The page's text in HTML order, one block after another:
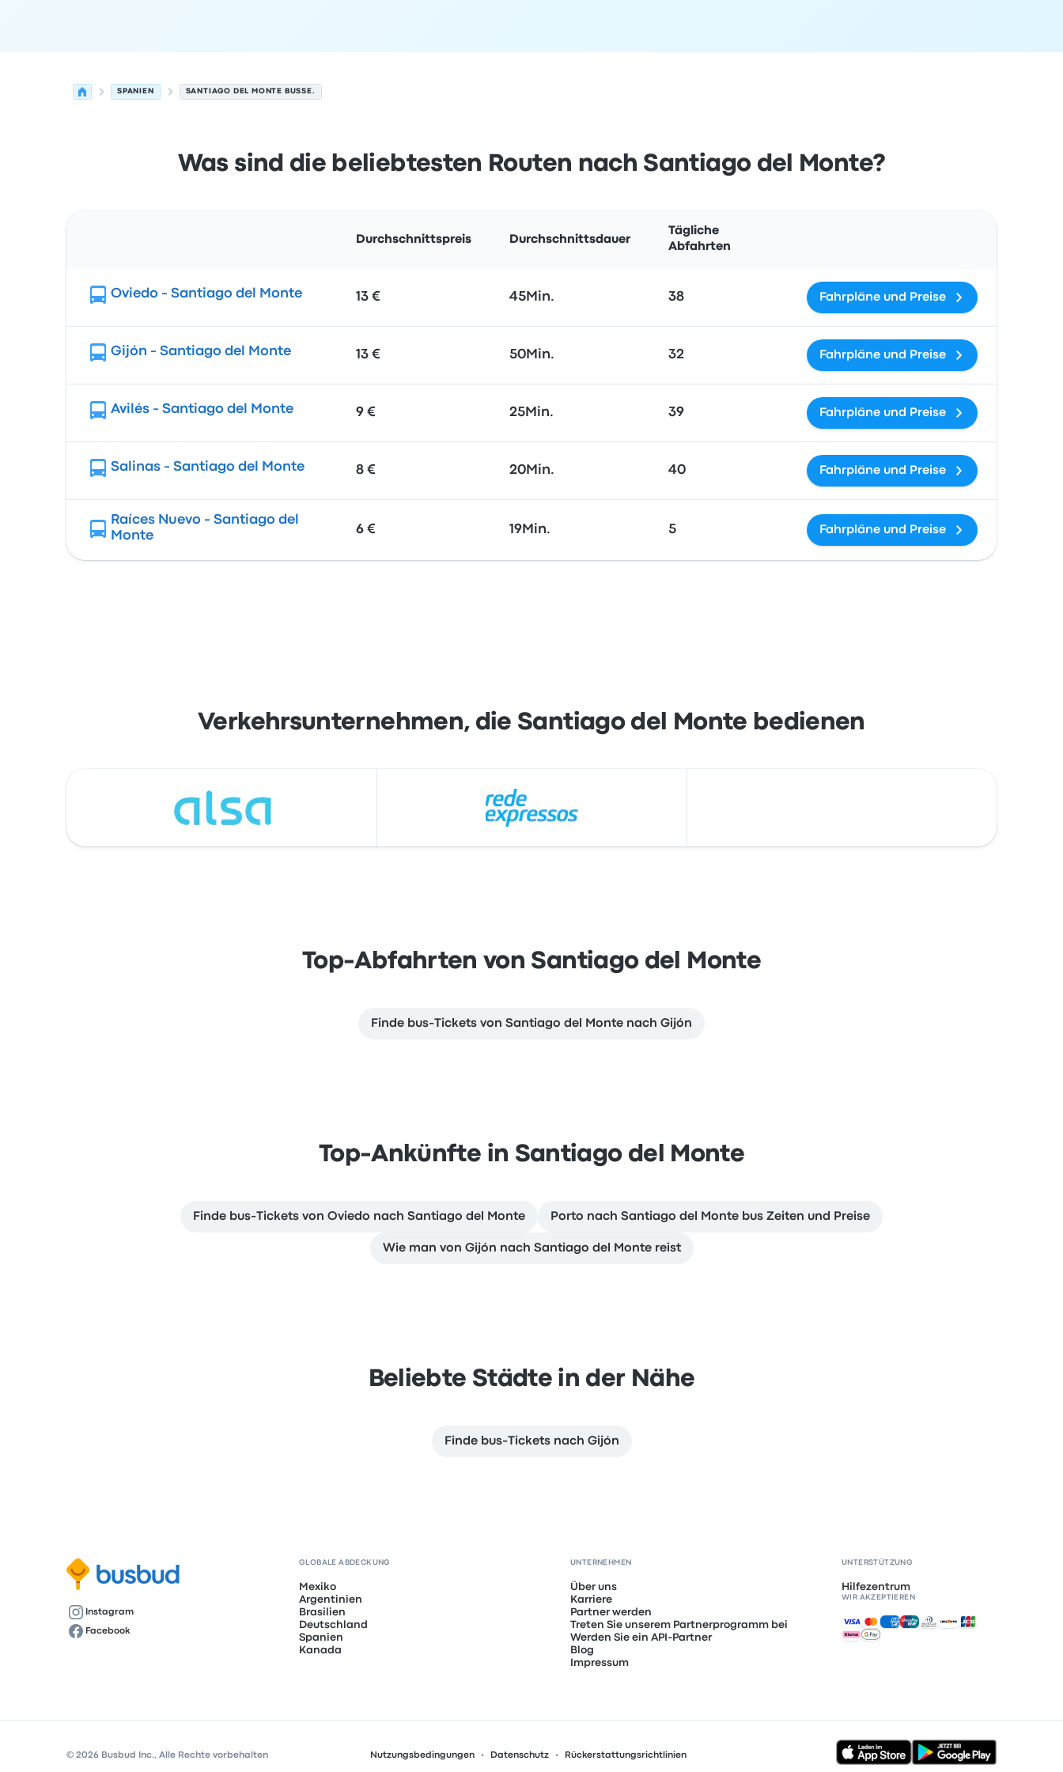
SPANIEN SANTIAGO DEL MONTE BUSSE.
Was sind die beliebtesten Routen nach Santiago del Monte?
Durchschnittspreis Durchschnittsdauer
Tägliche
Abfahrten
Oviedo - Santiago del Monte 13 € 45Min. 38 Fahrpläne und Preise
Gijón - Santiago del Monte 13 € 50Min. 32 Fahrpläne und Preise
Avilés - Santiago del Monte 9 € 25Min. 39 Fahrpläne und Preise
Salinas - Santiago del Monte 8 € 20Min. 40 Fahrpläne und Preise
Raíces Nuevo - Santiago del
Monte
6 € 19Min. 5 Fahrpläne und Preise
Verkehrsunternehmen, die Santiago del Monte bedienen
Top-Abfahrten von Santiago del Monte
Finde bus-Tickets von Santiago del Monte nach Gijón
Top-Ankünfte in Santiago del Monte
Finde bus-Tickets von Oviedo nach Santiago del Monte Porto nach Santiago del Monte bus Zeiten und Preise
Wie man von Gijón nach Santiago del Monte reist
Beliebte Städte in der Nähe
Finde bus-Tickets nach Gijón
Instagram
Facebook
GLOBALE ABDECKUNG
Mexiko
Argentinien
Brasilien
Deutschland
Spanien
Kanada
UNTERNEHMEN
Über uns
Karriere
Partner werden
Treten Sie unserem Partnerprogramm bei
Werden Sie ein API-Partner
Blog
Impressum
UNTERSTÜTZUNG
Hilfezentrum
WIR AKZEPTIEREN
Akzeptierte Zahlungsmethoden
© 2026 Busbud Inc., Alle Rechte vorbehalten Nutzungsbedingungen Datenschutz Rückerstattungsrichtlinien